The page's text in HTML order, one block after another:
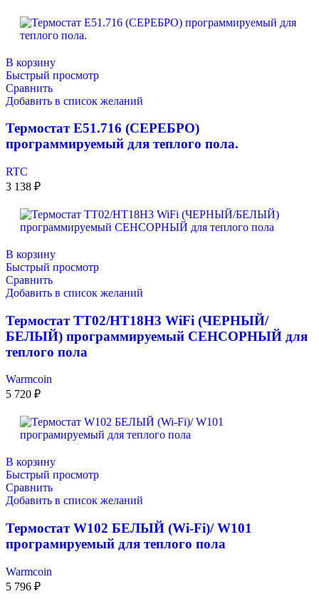
В корзину
Быстрый просмотр
Сравнить
Добавить в список желаний
Термостат E51.716 (СЕРЕБРО)
программируемый для теплого пола.
RTC
3 138 ₽
В корзину
Быстрый просмотр
Сравнить
Добавить в список желаний
Термостат TT02/HT18H3 WiFi (ЧЕРНЫЙ/
БЕЛЫЙ) программируемый СЕНСОРНЫЙ для
теплого пола
Warmcoin
5 720 ₽
В корзину
Быстрый просмотр
Сравнить
Добавить в список желаний
Термостат W102 БЕЛЫЙ (Wi-Fi)/ W101
програмируемый для теплого пола
Warmcoin
5 796 ₽